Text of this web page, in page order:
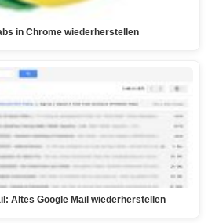
in Chrome wiederherstellen
Altes Google Mail wiederherstellen